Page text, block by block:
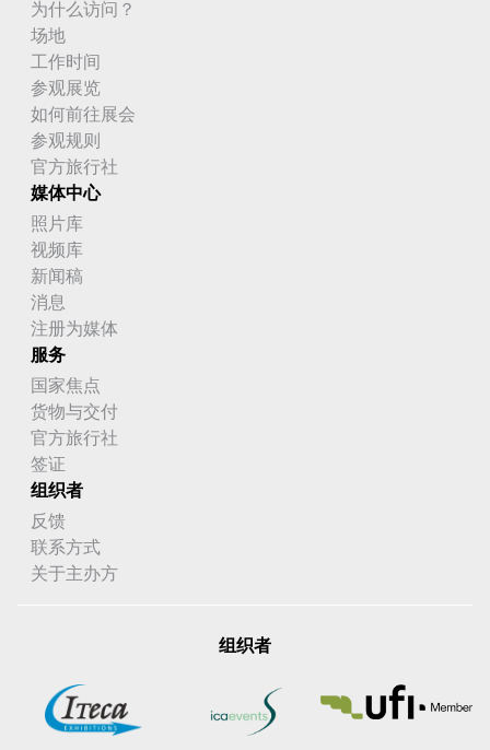
为什么访问？
场地
工作时间
参观展览
如何前往展会
参观规则
官方旅行社
媒体中心
照片库
视频库
新闻稿
消息
注册为媒体
服务
国家焦点
货物与交付
官方旅行社
签证
组织者
反馈
联系方式
关于主办方
组织者